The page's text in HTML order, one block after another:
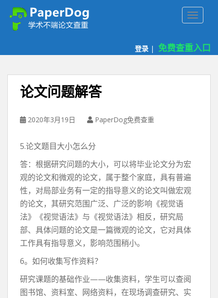
登录 | 免费查重入口
论文问题解答
2020年3月19日 PaperDog免费查重
5.论文题目大小怎么分
答：根据研究问题的大小，可以将毕业论文分为宏
观的论文和微观的论文，属于整个家庭，具有普遍
性，对局部业务有一定的指导意义的论文叫做宏观
的论文，其研究范围广泛、广泛的影响《视觉语
法》《视觉语法》与《视觉语法》相反，研究局
部、具体问题的论文是一篇微观的论文，它对具体
工作具有指导意义，影响范围稍小。
6。如何收集写作资料？
研究课题的基础作业——收集资料，学生可以查阅
图书馆、资料室、网络资料，在现场调查研究、实